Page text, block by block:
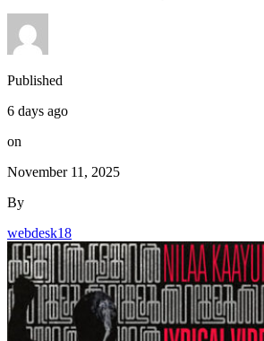
Published
6 days ago
on
November 11, 2025
By
webdesk18